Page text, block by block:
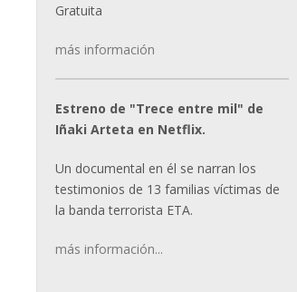
Gratuita
más información
Estreno de "Trece entre mil" de
Iñaki Arteta en Netflix.
Un documental en él se narran los
testimonios de 13 familias víctimas de
la banda terrorista ETA.
más información...